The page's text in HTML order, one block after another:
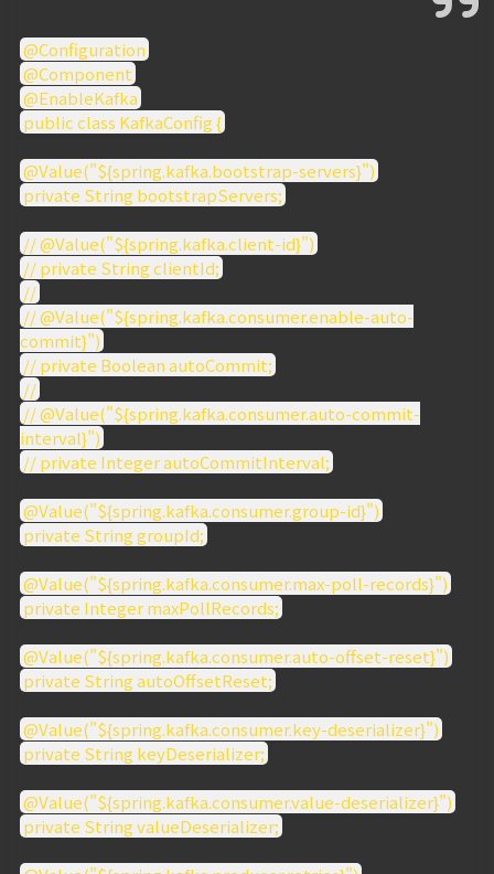
@Configuration
@Component
@EnableKafka
public class KafkaConfig {
@Value("${spring.kafka.bootstrap-servers}")
private String bootstrapServers;
// @Value("${spring.kafka.client-id}")
// private String clientId;
//
// @Value("${spring.kafka.consumer.enable-auto-
commit}")
// private Boolean autoCommit;
//
// @Value("${spring.kafka.consumer.auto-commit-
interval}")
// private Integer autoCommitInterval;
@Value("${spring.kafka.consumer.group-id}")
private String groupId;
@Value("${spring.kafka.consumer.max-poll-records}")
private Integer maxPollRecords;
@Value("${spring.kafka.consumer.auto-offset-reset}")
private String autoOffsetReset;
@Value("${spring.kafka.consumer.key-deserializer}")
private String keyDeserializer;
@Value("${spring.kafka.consumer.value-deserializer}")
private String valueDeserializer;